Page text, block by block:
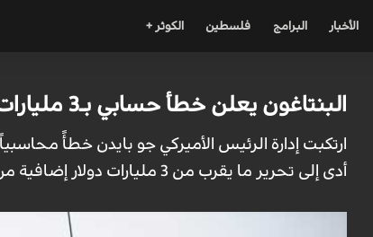
الأخبار البرامج فلسطين الكوثر +
البنتاغون يعلن خطأ حسابي بـ3 مليارات دولار في المساعدات العسكرية لأوكرانيا
ارتكبت إدارة الرئيس الأميركي جو بايدن خطأً
أدى إلى تحرير ما يقرب من 3 مليارات دولار إضافية من المساعدات.